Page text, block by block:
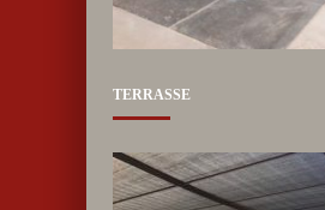
TERRASSE